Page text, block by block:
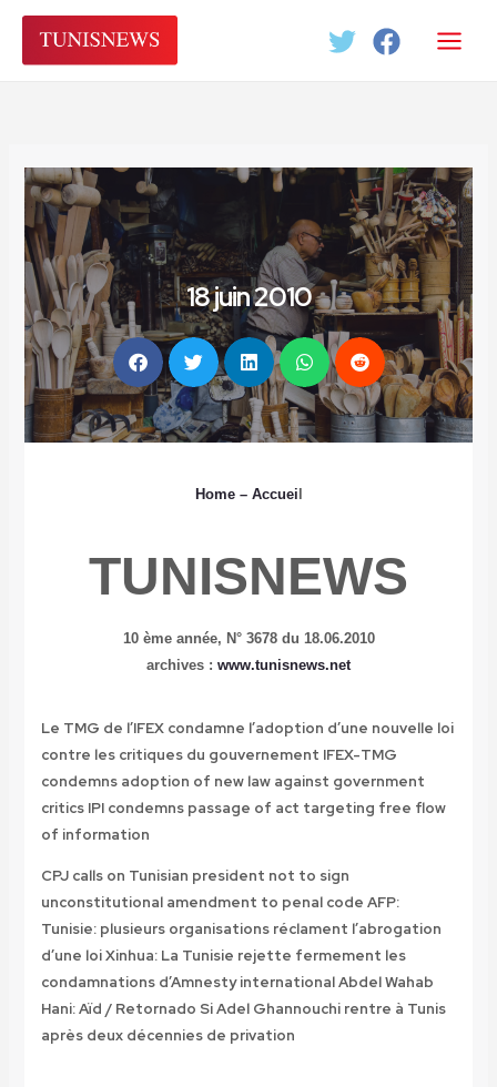
Aller
contenu
18 juin 2010
Home– Accuei
TUNISNEWS
10 ème année, N° 3678 du 18.06.2010
archives : www.tunisnews.net
Le TMG de l’IFEX condamne l’adoption d’une nouvelle loi
contre les critiques du gouvernement IFEX-TMG
condemns adoption of new law against government
criticsIPI condemns passage of act targeting free flow
of information
CPJ calls on Tunisian president not to sign
unconstitutional amendment to penal code AFP:
Tunisie: plusieurs organisations réclament l’abrogation
d’une loiXinhua: La Tunisie rejette fermement les
condamnations d’Amnesty internationalAbdel Wahab
Hani: Aïd / Retornado Si Adel Ghannouchi rentre à Tunis
après deux décennies de privation